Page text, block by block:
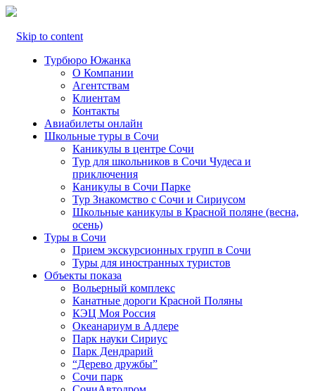
Skip to content
Турбюро Южанка
О Компании
Агентствам
Клиентам
Контакты
Авиабилеты онлайн
Школьные туры в Сочи
Каникулы в центре Сочи
Тур для школьников в Сочи Чудеса и
приключения
Каникулы в Сочи Парке
Тур Знакомство с Сочи и Сириусом
Школьные каникулы в Красной поляне (весна,
осень)
Туры в Сочи
Прием экскурсионных групп в Сочи
Туры для иностранных туристов
Объекты показа
Вольерный комплекс
Канатные дороги Красной Поляны
КЭЦ Моя Россия
Океанариум в Адлере
Парк науки Сириус
Парк Дендрарий
“Дерево дружбы”
Сочи парк